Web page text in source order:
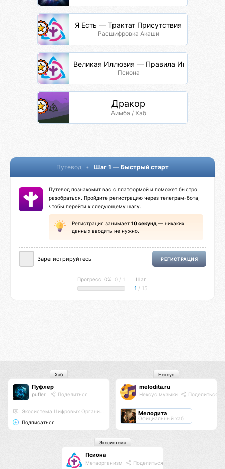
Я Есть — Трактат Присутствия
Расшифровка Акаши
Великая Иллюзия — Правила Игры
Псиона
Дракор
Аимба / Хаб
Путевод • Шаг 1 — Быстрый старт
Путевод познакомит вас с платформой и поможет быстро
разобраться. Пройдите регистрацию через телеграм-бота,
чтобы перейти к следующему шагу.
Регистрация занимает 10 секунд — никаких
данных вводить не нужно.
Зарегистрируйтесь РЕГИСТРАЦИЯ
Прогресс: 0% 0 / 1 Шаг
1 / 15
Пуфлер
pufler Поделиться
Экосистема Цифровых Организмов
Подписаться
Хаб
melodita.ru
Нексус музыки Поделиться
Мелодита
Официальный хаб
Нексус
Псиона
Метаорганизм Поделиться
Экосистема